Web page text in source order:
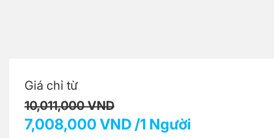
Giá chỉ từ
10,011,000 VND
7,008,000 VND /1 Người